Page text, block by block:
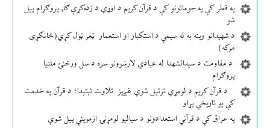
په قطر کې په جوماتونو کې د قرآن کریم د اوړي د زده‌کړې ګډ پروګرام پیل
شو
د شهیدانو وینه به له سیمې د استکبار او استعمار ټغر ټول کړي(ځانګړی
مرکه)
د مقاومت د سیدالشهدا له عبادي لارښوونو سره د سل ورځنئ ملتیا
پروګرام
د قرآن کریم د لومړي ترتیل شوي غږیز تلاوت ثبتیدا؛ د قرآن په خدمت
کې یو تاریخي پړاو
په عراق کې د قرآني استعدادونو د سیالیو لومړنۍ ازموینې پیل شوې